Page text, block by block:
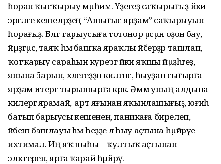
һорап ҡысҡырыу мµһим. Үҙегеҙ саҡырығыҙ йәки
эргәләге кешеләрҙең “Ашығыс ярҙам” саҡырыуын
һорағыҙ. Бәләгә тарыусыға тотонор µсµн оҙон бау,
йµҙгµс, таяҡ һәм башҡа яраҡлы әйберҙәр ташлап,
ҡотҡарыу сараһын күрергә йәки яҡшы йµҙһәгеҙ,
янына барып, хәлегеҙҙән килгәнсә, һыуҙан сығырға
ярҙам итергә тырышырға кәрәк. Әммә уның алдына
килергә ярамай, ә арт яғынан яҡынлашығыҙ, юғиһә
батып барыусы кешенең, паникаға бирелеп,
йәбешә башлауы һәм һеҙҙе лә һыу аҫтына һµйрәүе
ихтимал. Иң яҡшыһы – ҡултыҡ аҫтынан
эләктереп, ярға ҡарай һµйрәү.